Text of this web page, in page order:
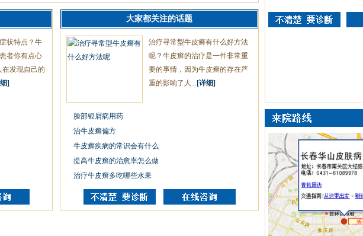
状特点？牛
者你有点心
在发现自己的
]
大家都关注的话题
治疗寻常型牛皮癣有什么好方法
呢？牛皮癣的治疗是一件非常重
要的事情，因为牛皮癣的存在严
重的影响了人... [详细]
脸部银屑病用药
治牛皮癣偏方
牛皮癣疾病的常识会有什么
提高牛皮癣的治愈率怎么做
治疗牛皮癣多吃哪些水果